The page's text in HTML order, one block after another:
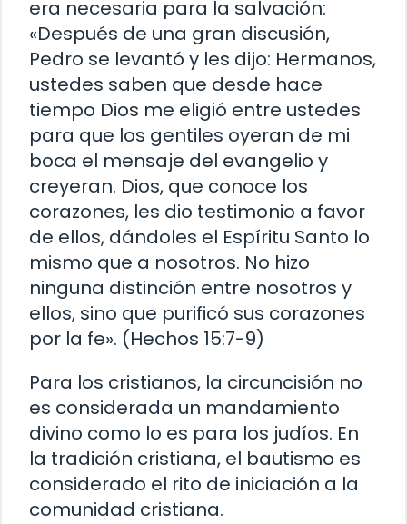
era necesaria para la salvación:
«Después de una gran discusión,
Pedro se levantó y les dijo: Hermanos,
ustedes saben que desde hace
tiempo Dios me eligió entre ustedes
para que los gentiles oyeran de mi
boca el mensaje del evangelio y
creyeran. Dios, que conoce los
corazones, les dio testimonio a favor
de ellos, dándoles el Espíritu Santo lo
mismo que a nosotros. No hizo
ninguna distinción entre nosotros y
ellos, sino que purificó sus corazones
por la fe». (Hechos 15:7-9)
Para los cristianos, la circuncisión no
es considerada un mandamiento
divino como lo es para los judíos. En
la tradición cristiana, el bautismo es
considerado el rito de iniciación a la
comunidad cristiana.